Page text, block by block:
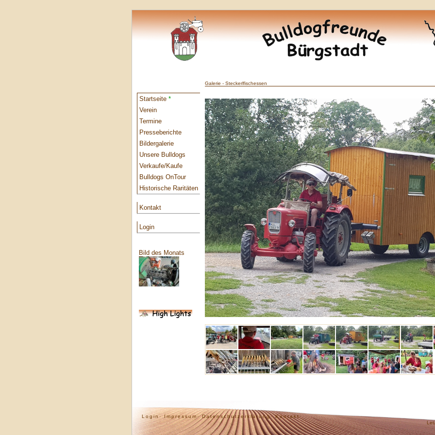
Startseite *
Verein
Termine
Presseberichte
Bildergalerie
Unsere Bulldogs
Verkaufe/Kaufe
Bulldogs OnTour
Historische Raritäten
Kontakt
Login
Bild des Monats
Galerie - Steckerlfischessen
Login· Impressum· Datenschutzerklärung· Kontakt·